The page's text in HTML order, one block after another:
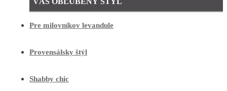
Pre milovníkov levandule
Provensálsky štýl
Shabby chic